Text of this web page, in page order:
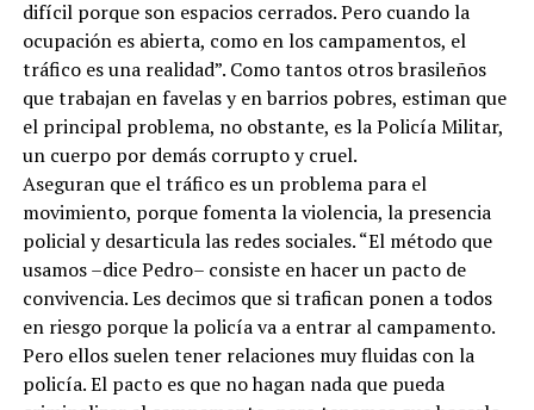
difícil porque son espacios cerrados. Pero cuando la
ocupación es abierta, como en los campamentos, el
tráfico es una realidad”. Como tantos otros brasileños
que trabajan en favelas y en barrios pobres, estiman que
el principal problema, no obstante, es la Policía Militar,
un cuerpo por demás corrupto y cruel.
Aseguran que el tráfico es un problema para el
movimiento, porque fomenta la violencia, la presencia
policial y desarticula las redes sociales. “El método que
usamos –dice Pedro– consiste en hacer un pacto de
convivencia. Les decimos que si trafican ponen a todos
en riesgo porque la policía va a entrar al campamento.
Pero ellos suelen tener relaciones muy fluidas con la
policía. El pacto es que no hagan nada que pueda